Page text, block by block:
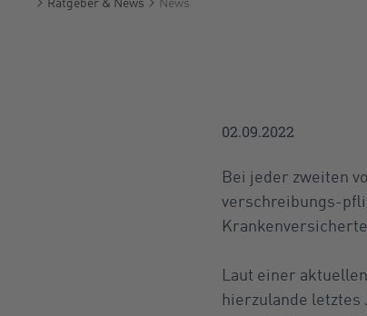
02.09.2022
Bei jeder zweiten
verschreibungs-
Laut einer
hierzulande letztes